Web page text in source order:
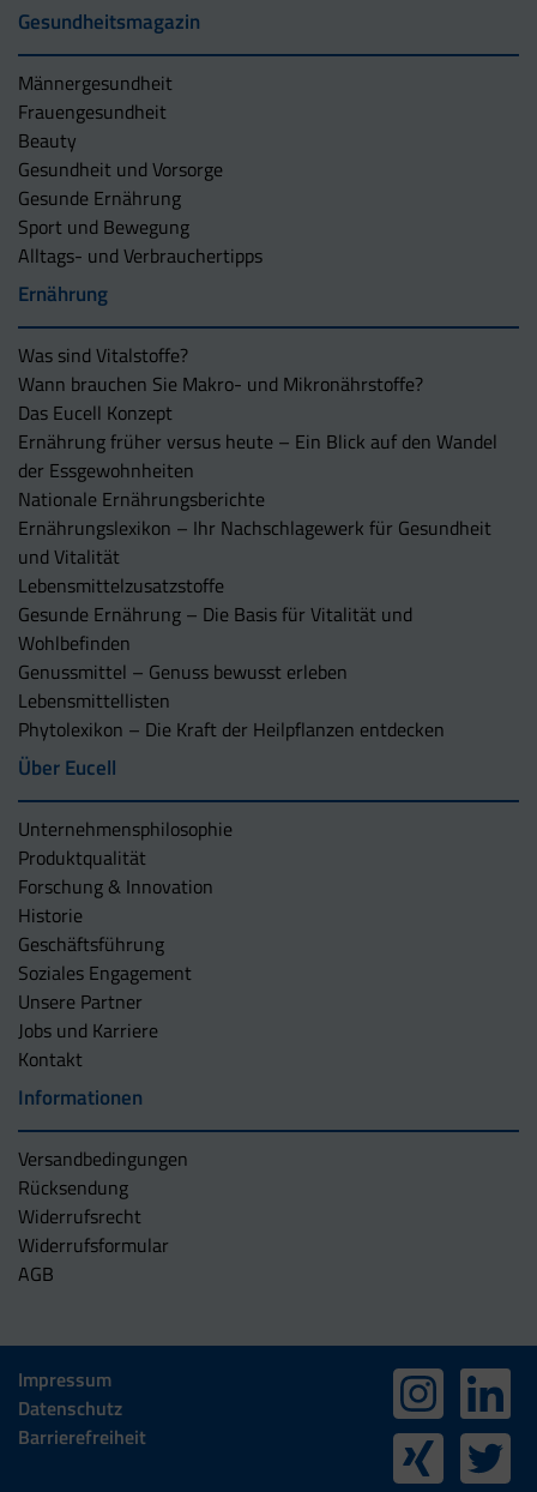
Gesundheitsmagazin
Männergesundheit
Frauengesundheit
Beauty
Gesundheit und Vorsorge
Gesunde Ernährung
Sport und Bewegung
Alltags- und Verbrauchertipps
Ernährung
Was sind Vitalstoffe?
Wann brauchen Sie Makro- und Mikronährstoffe?
Das Eucell Konzept
Ernährung früher versus heute – Ein Blick auf den Wandel
der Essgewohnheiten
Nationale Ernährungsberichte
Ernährungslexikon – Ihr Nachschlagewerk für Gesundheit
und Vitalität
Lebensmittelzusatzstoffe
Gesunde Ernährung – Die Basis für Vitalität und
Wohlbefinden
Genussmittel – Genuss bewusst erleben
Lebensmittellisten
Phytolexikon – Die Kraft der Heilpflanzen entdecken
Über Eucell
Unternehmens­philosophie
Produktqualität
Forschung & Innovation
Historie
Geschäftsführung
Soziales Engagement
Unsere Partner
Jobs und Karriere
Kontakt
Informationen
Versandbedingungen
Rücksendung
Widerrufsrecht
Widerrufsformular
AGB
Impressum
Datenschutz
Barrierefreiheit